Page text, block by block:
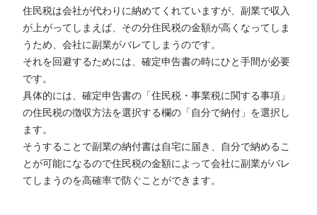
住民税は会社が代わりに納めてくれていますが、副業で収入
が上がってしまえば、その分住民税の金額が高くなってしま
うため、会社に副業がバレてしまうのです。
それを回避するためには、確定申告書の時にひと手間が必要
です。
具体的には、確定申告書の「住民税・事業税に関する事項」
の住民税の徴収方法を選択する欄の「自分で納付」を選択し
ます。
そうすることで副業の納付書は自宅に届き、自分で納めるこ
とが可能になるので住民税の金額によって会社に副業がバレ
てしまうのを高確率で防ぐことができます。